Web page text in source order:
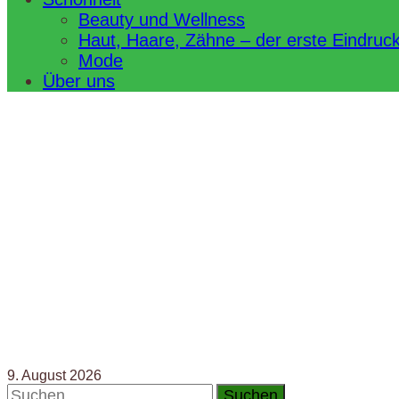
Beauty und Wellness
Haut, Haare, Zähne – der erste
Mode
Über uns
9. August 2026
Suchen